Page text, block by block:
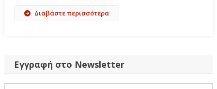
Διαβάστε περισσότερα
Εγγραφή στο Newsletter